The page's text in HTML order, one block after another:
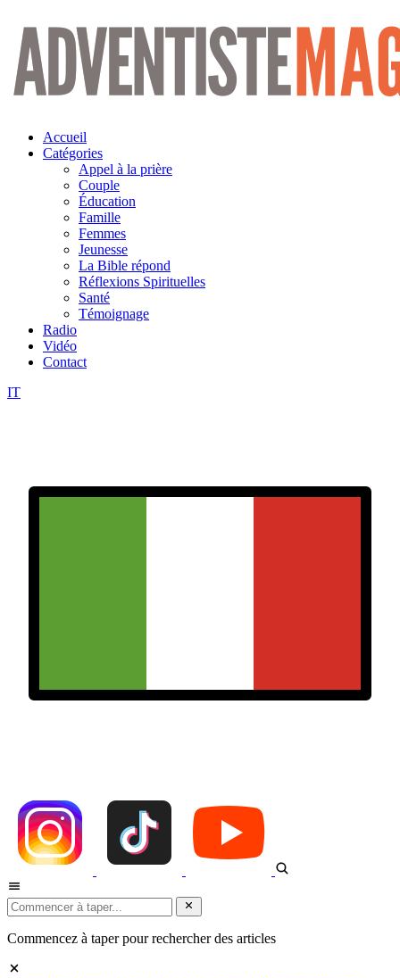
Aller
contenu
Accueil
Catégories
Appel à la prière
Couple
Éducation
Famille
Femmes
Jeunesse
La Bible répond
Réflexions Spirituelles
Santé
Témoignage
Radio
Vidéo
Contact
IT
Commencez à taper pour rechercher des articles